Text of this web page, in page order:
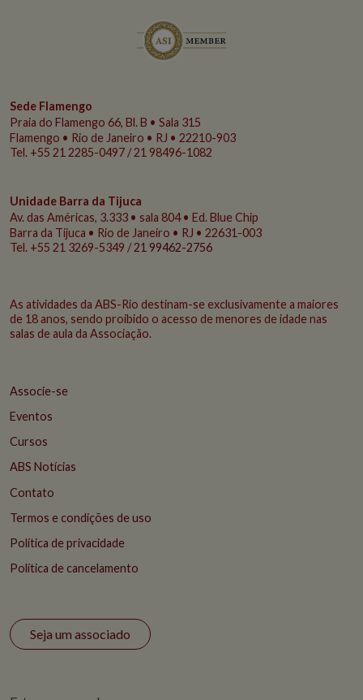
Sede Flamengo
Praia do Flamengo 66, Bl. B • Sala 315
Flamengo • Rio de Janeiro • RJ • 22210-903
Tel. +55 21 2285-0497 / 21 98496-1082
Unidade Barra da Tijuca
Av. das Américas, 3.333 • sala 804 • Ed. Blue Chip
Barra da Tijuca • Rio de Janeiro • RJ • 22631-003
Tel. +55 21 3269-5349 /21 99462-2756
As atividades da ABS-Rio destinam-se exclusivamente a maiores
de 18 anos, sendo proibido o acesso de menores de idade nas
salas de aula da Associação.
Associe-se
Eventos
Cursos
ABS Notícias
Contato
Termos e condições de uso
Política de privacidade
Política de cancelamento
Seja um associado